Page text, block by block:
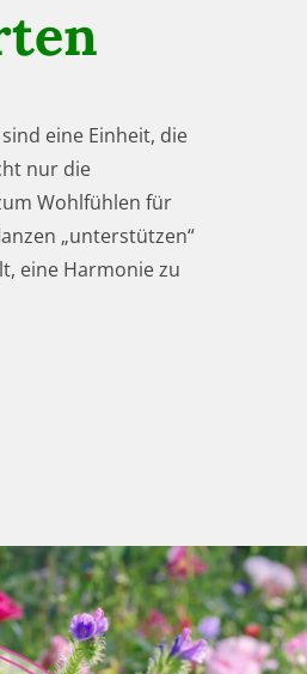
eine Einheit, die
nur die
Wohlfühlen für
„unterstützen“
eine Harmonie zu